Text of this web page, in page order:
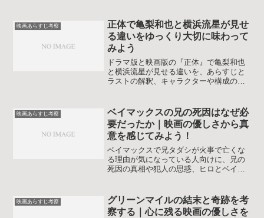
掘り下げます。
映画あらすじ考察
正体で亀梨和也と横浜流星が見せ
る違いをゆっくり大切に味わって
みよう
ドラマ版と映画版の『正体』で亀梨和也
と横浜流星が見せる違いを、あらすじと
ラストの解釈、キャラクターや構成の差
になるガイドです。
映画あらすじ考察
ベイマックスの兄の死因はなぜ必
要だったか｜映画の優しさから真
意を感じてみよう！
ベイマックスで兄タダシが火事で亡くな
る理由が気になっている人向けに、兄の
死因の真相や犯人の思惑、ヒロとベイマ
ねいに解説します。
映画あらすじ考察
グリーンマイルの結末と奇跡を考
察する｜心に残る映画の優しさを